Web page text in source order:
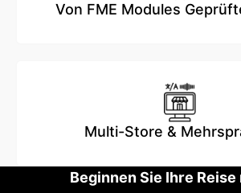
Von FME Modules
Multi-Store &
Beginnen Sie Ihre Reise